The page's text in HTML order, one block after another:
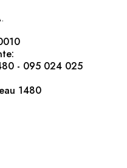
- 095 024 025
1480